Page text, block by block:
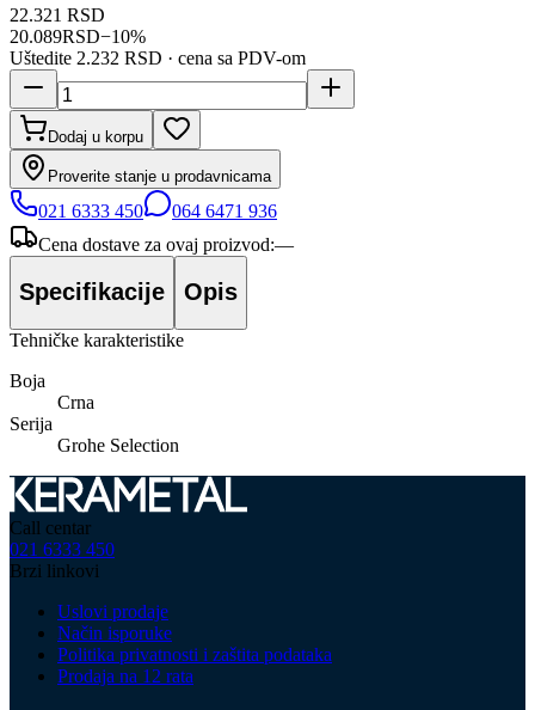
22.321 RSD
20.089RSD−10%
Uštedite 2.232 RSD · cena sa PDV-om
Dodaj u korpu
Proverite stanje u prodavnicama
021 6333 450
064 6471 936
Cena dostave za ovaj proizvod:—
Specifikacije Opis
Tehničke karakteristike
Boja
Crna
Serija
Grohe Selection
Call centar
021 6333 450
Brzi linkovi
Uslovi prodaje
Način isporuke
Politika privatnosti i zaštita podataka
Prodaja na 12 rata